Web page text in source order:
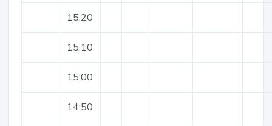
15:20
15:10
15:00
14:50